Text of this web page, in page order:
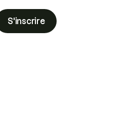
S'inscrire